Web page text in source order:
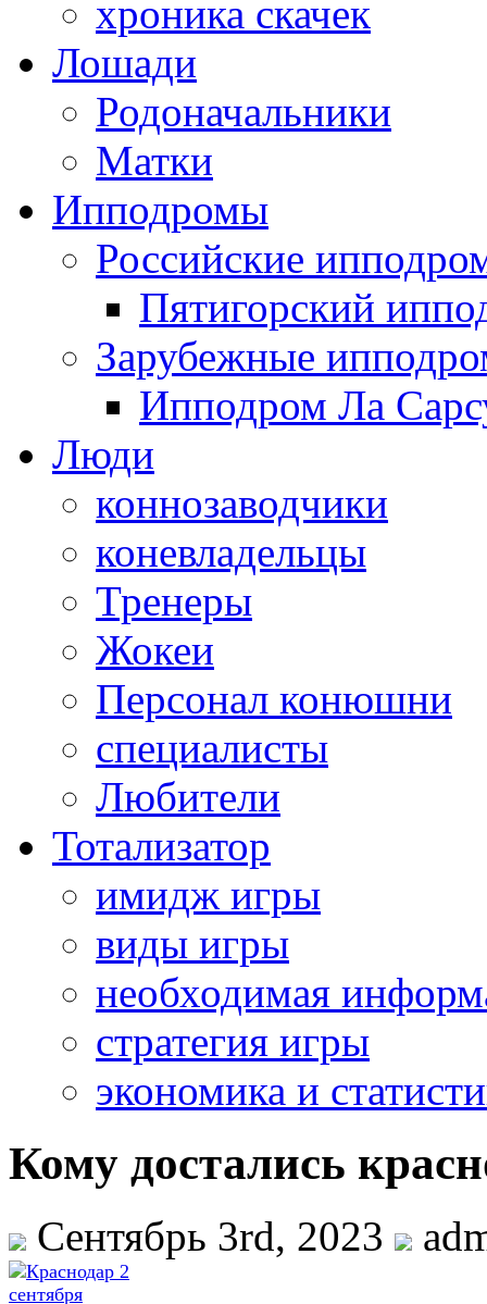
хроника скачек
Лошади
Родоначальники
Матки
Ипподромы
Российские
Пятигорский
Зарубежные
Ипподром Ла
Люди
коннозаводчики
коневладельцы
Тренеры
Жокеи
Персонал конюшни
специалисты
Любители
Тотализатор
имидж игры
виды игры
необходимая
стратегия игры
экономика и
Кому достались
Сентябрь 3rd, 2023